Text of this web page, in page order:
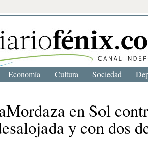
en Sol
y con dos
Economía Cultura Sociedad